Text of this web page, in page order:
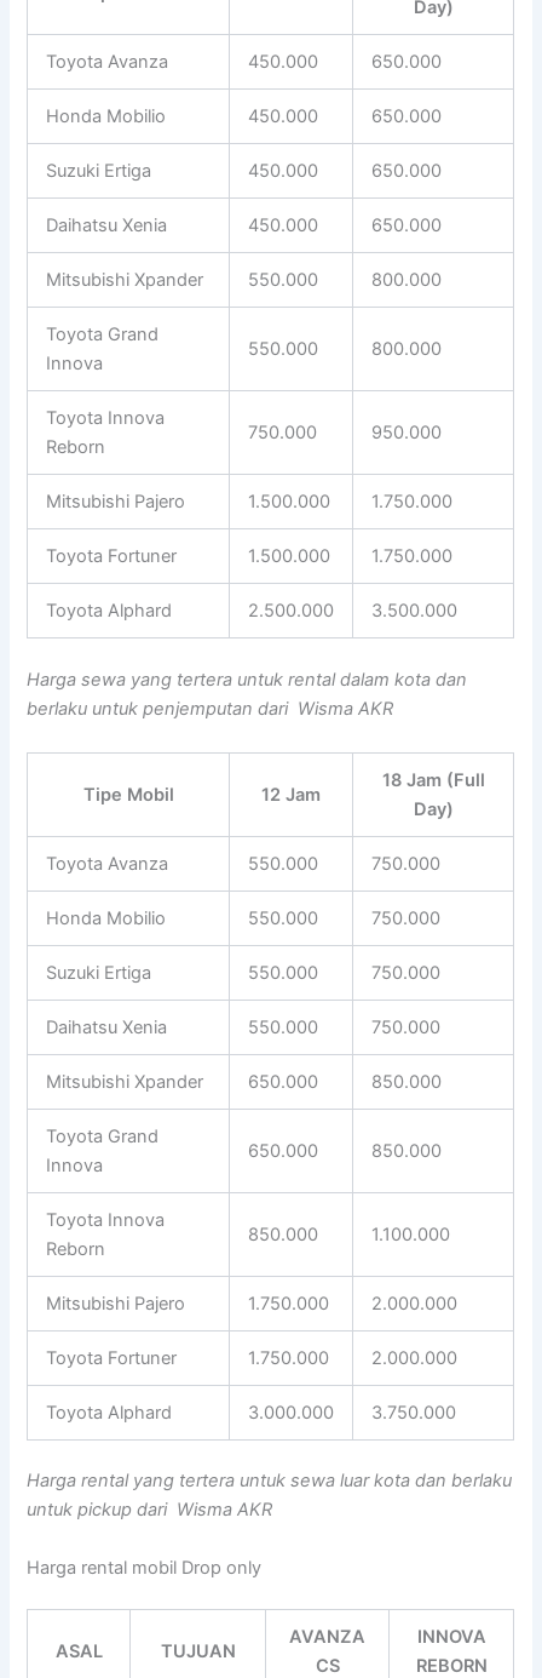
Day)
Toyota Avanza 450.000 650.000
Honda Mobilio 450.000 650.000
Suzuki Ertiga 450.000 650.000
Daihatsu Xenia 450.000 650.000
Mitsubishi Xpander 550.000 800.000
Toyota Grand
Innova
550.000 800.000
Toyota Innova
Reborn
750.000 950.000
Mitsubishi Pajero 1.500.000 1.750.000
Toyota Fortuner 1.500.000 1.750.000
Toyota Alphard 2.500.000 3.500.000
Harga sewa yang tertera untuk rental dalam kota dan
berlaku untuk penjemputan dari Wisma AKR
Tipe Mobil 12 Jam
18 Jam (Full
Day)
Toyota Avanza 550.000 750.000
Honda Mobilio 550.000 750.000
Suzuki Ertiga 550.000 750.000
Daihatsu Xenia 550.000 750.000
Mitsubishi Xpander 650.000 850.000
Toyota Grand
Innova
650.000 850.000
Toyota Innova
Reborn
850.000 1.100.000
Mitsubishi Pajero 1.750.000 2.000.000
Toyota Fortuner 1.750.000 2.000.000
Toyota Alphard 3.000.000 3.750.000
Harga rental yang tertera untuk sewa luar kota dan berlaku
untuk pickup dari Wisma AKR
Harga rental mobil Drop only
ASAL TUJUAN
AVANZA
CS
INNOVA
REBORN